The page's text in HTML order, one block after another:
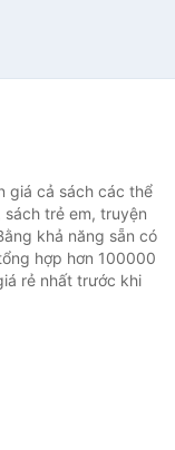
giá cả sách các thể
trẻ em, truyện
khả năng sẵn có
hợp hơn 100000
rẻ nhất trước khi